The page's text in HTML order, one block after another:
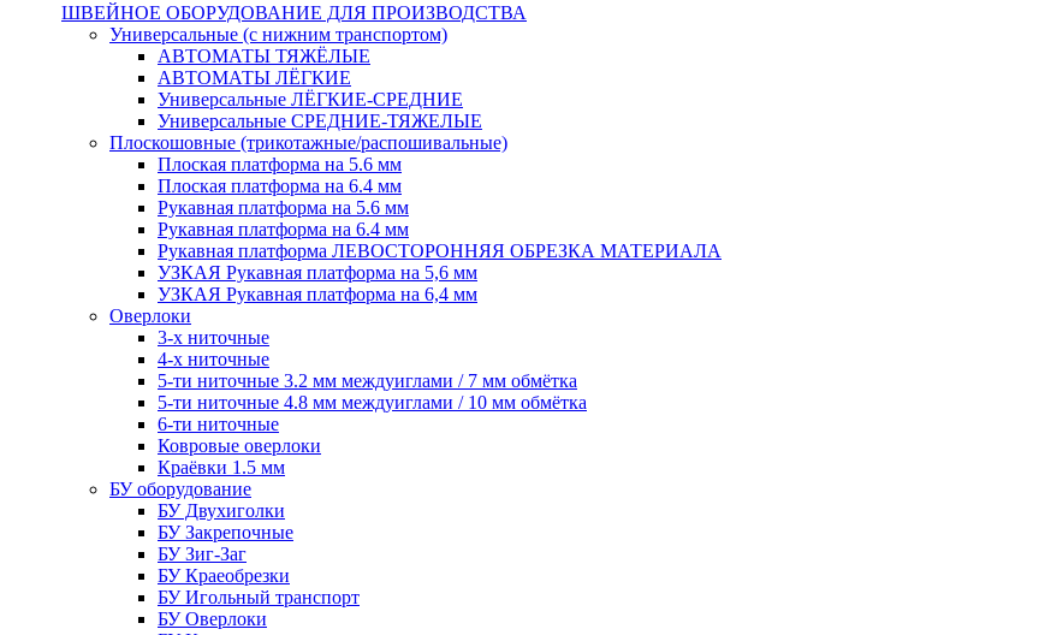
ШВЕЙНОЕ ОБОРУДОВАНИЕ ДЛЯ ПРОИЗВОДСТВА
Универсальные (с нижним транспортом)
АВТОМАТЫ ТЯЖЁЛЫЕ
АВТОМАТЫ ЛЁГКИЕ
Универсальные ЛЁГКИЕ-СРЕДНИЕ
Универсальные СРЕДНИЕ-ТЯЖЕЛЫЕ
Плоскошовные (трикотажные/распошивальные)
Плоская платформа на 5.6 мм
Плоская платформа на 6.4 мм
Рукавная платформа на 5.6 мм
Рукавная платформа на 6.4 мм
Рукавная платформа ЛЕВОСТОРОННЯЯ ОБРЕЗКА МАТЕРИАЛА
УЗКАЯ Рукавная платформа на 5,6 мм
УЗКАЯ Рукавная платформа на 6,4 мм
Оверлоки
3-х ниточные
4-х ниточные
5-ти ниточные 3.2 мм междуиглами / 7 мм обмётка
5-ти ниточные 4.8 мм междуиглами / 10 мм обмётка
6-ти ниточные
Ковровые оверлоки
Краёвки 1.5 мм
БУ оборудование
БУ Двухиголки
БУ Закрепочные
БУ Зиг-Заг
БУ Краеобрезки
БУ Игольный транспорт
БУ Оверлоки